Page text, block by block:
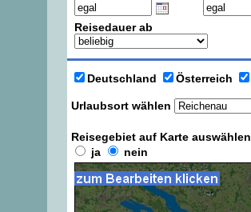
Reisedauer ab
Urlaubsort wählen
Deutschland Österreich
Reisegebiet auf Karte auswählen
ja
nein